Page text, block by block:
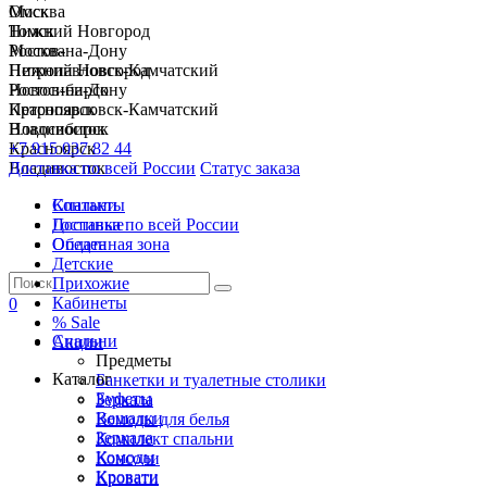
Москва
Нижний Новгород
Ростов-на-Дону
Петропавловск-Камчатский
Новосибирск
Красноярск
Владивосток
+7 915 037 82 44
Доставка по всей России Статус заказа
Спальни
Гостиные
Обеденная зона
Детские
Прихожие
Кабинеты
% Sale
Акции
Каталог
Буфеты
Вешалки
Зеркала
Комоды
Кровати
Омск
Томск
Москва
Нижний Новгород
Ростов-на-Дону
Петропавловск-Камчатский
Новосибирск
Красноярск
Владивосток
Контакты
Доставка по всей России
Оплата
0
Спальни
Предметы
Банкетки и туалетные столики
Зеркала
Комоды для белья
Комплект спальни
Консоли
Кровати